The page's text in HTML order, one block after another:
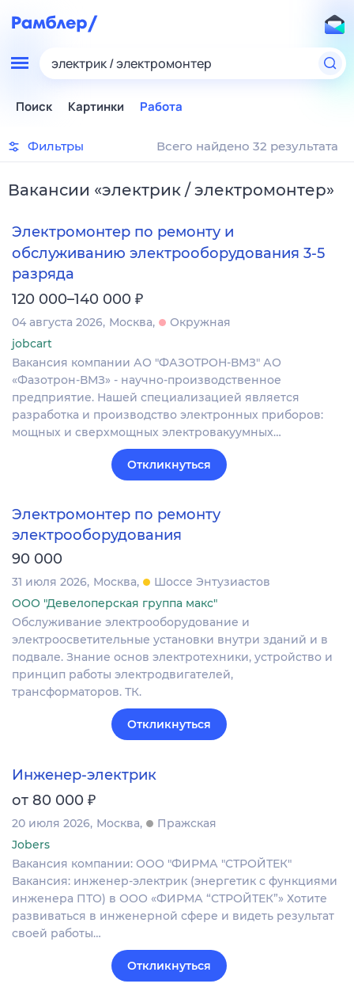
электрик / электромонтер
Поиск Картинки Работа
Фильтры Всего найдено 32 результата
Вакансии «электрик / электромонтер»
Электромонтер по ремонту и
обслуживанию электрооборудования 3-5
разряда
120 000–140 000 ₽
04 августа 2026 Москва
Окружная
jobcart
Вакансия компании АО "ФАЗОТРОН-ВМЗ" АО
«Фазотрон-ВМЗ» - научно-производственное
предприятие. Нашей специализацией является
разработка и производство электронных приборов:
мощных и сверхмощных электровакуумных…
Откликнуться
Электромонтер по ремонту
электрооборудования
90 000
31 июля 2026 Москва
Шоссе Энтузиастов
ООО "Девелоперская группа макс"
Обслуживание электрооборудование и
электроосветительные установки внутри зданий и в
подвале. Знание основ электротехники, устройство и
принцип работы электродвигателей,
трансформаторов. ТК.
Откликнуться
Инженер-электрик
от 80 000 ₽
20 июля 2026 Москва
Пражская
Jobers
Вакансия компании: ООО "ФИРМА "СТРОЙТЕК"
Вакансия: инженер‑электрик (энергетик с функциями
инженера ПТО) в ООО «ФИРМА “СТРОЙТЕК”» Хотите
развиваться в инженерной сфере и видеть результат
своей работы…
Откликнуться